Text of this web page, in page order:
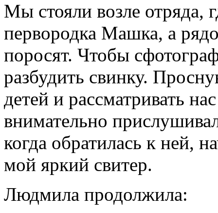
Мы стояли возле отряда,
первородка Машка, а
поросят. Чтобы
разбудить свинку.
детей и рассматривать
внимательно
когда обратилась к ней,
мой яркий свитер.
Людмила продолжила: